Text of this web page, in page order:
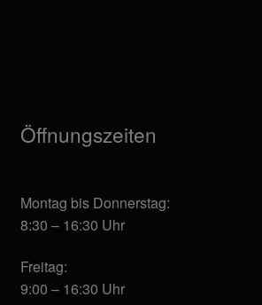
Öffnungszeiten
Montag bis Donnerstag:
8:30 – 16:30 Uhr
Freitag:
9:00 – 16:30 Uhr